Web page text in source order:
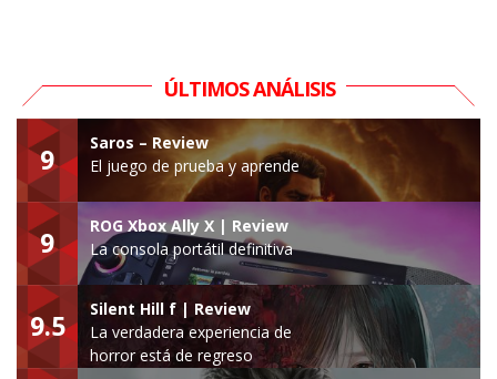
ÚLTIMOS ANÁLISIS
9
Saros – Review
El juego de prueba y aprende
9
ROG Xbox Ally X | Review
La consola portátil definitiva
9.5
Silent Hill f | Review
La verdadera experiencia de
horror está de regreso